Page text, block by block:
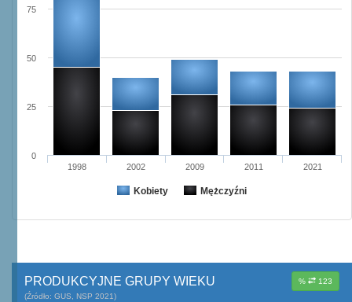
Kobiety Mężczyźni
1998 2002 2009 2011 2021
0
25
50
75
% 123
PRODUKCYJNE GRUPY WIEKU
(Źródło: GUS, NSP 2021)